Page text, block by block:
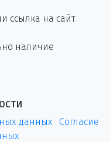
ссылка на сайт
наличие
данных
Согласие